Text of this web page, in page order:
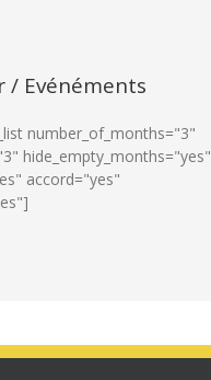
/ Evénéments
number_of_months="3"
hide_empty_months="yes"
accord="yes"